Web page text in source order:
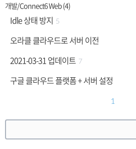
개발/Connect6 Web (4)
Idle 상태 방지 5
오라클 클라우드로 서버 이전
2021-03-31 업데이트 7
구글 클라우드 플랫폼 + 서버 설정
1